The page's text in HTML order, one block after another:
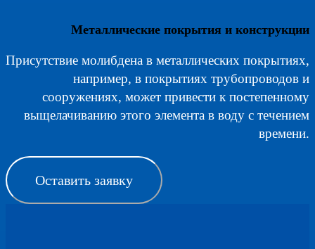
Металлические покрытия и конструкции
Присутствие молибдена в металлических покрытиях,
например, в покрытиях трубопроводов и
сооружениях, может привести к постепенному
выщелачиванию этого элемента в воду с течением
времени.
Оставить заявку